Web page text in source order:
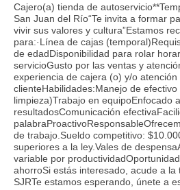
Cajero(a) tienda de
San Juan del Río“Te invita a formar
vivir sus valores y cultura”Estamos
para:·Línea de cajas
de edadDisponibilidad para rolar
servicioGusto por las ventas y
experiencia de cajera (o) y/o atención
clienteHabilidades:Manejo de
limpieza)Trabajo en equipoEnfocado
resultadosComunicación
de trabajo.Sueldo competitivo:
superiores a la ley.Vales de
variable por
ahorroSi estás interesado, acude a la
SJRTe estamos esperando, únete a